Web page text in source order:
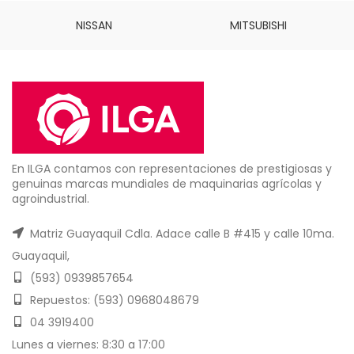
NISSAN MITSUBISHI
En ILGA contamos con representaciones de prestigiosas y
genuinas marcas mundiales de maquinarias agrícolas y
agroindustrial.
Matriz Guayaquil Cdla. Adace calle B #415 y calle 10ma.
Guayaquil,
(593) 0939857654
Repuestos: (593) 0968048679
04 3919400
Lunes a viernes: 8:30 a 17:00